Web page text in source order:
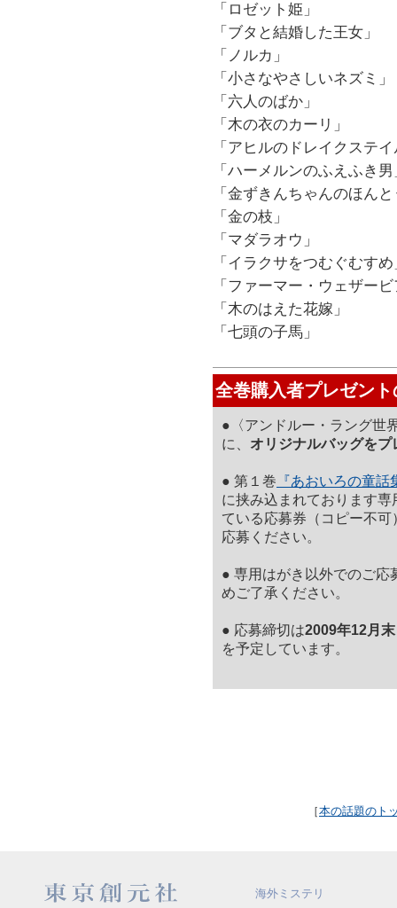
「ロゼット姫」
「ブタと結婚した王女」
「ノルカ」
「小さなやさしいネズミ」
「六人のばか」
「木の衣のカーリ」
「アヒルのドレイクステ
「ハーメルンのふえふき男
「金ずきんちゃんのほん
「金の枝」
「マダラオウ」
「イラクサをつむぐむすめ
「ファーマー・ウェザー
「木のはえた花嫁」
「七頭の子馬」
全巻購入者プレゼン
● 〈アンドルー・ラング
に、 オリジナルバッグをプ
● 第１巻 『あおいろの童話
に挟み込まれております
ている応募券（コピー不
応募ください。
● 専用はがき以外でのご応
めご了承ください。
● 応募締切は2009年12月
を予定しています。
［本の話題のト
海外ミステリ